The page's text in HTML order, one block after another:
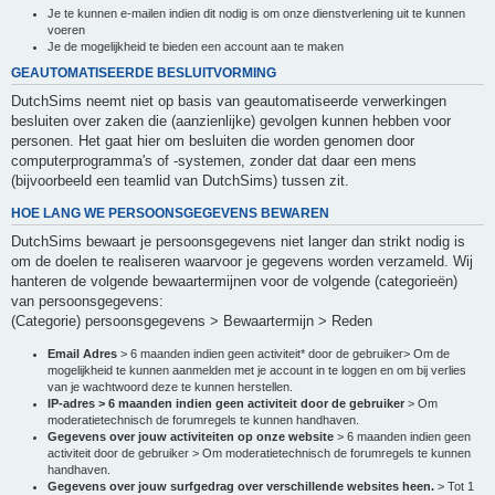
Je te kunnen e-mailen indien dit nodig is om onze dienstverlening uit te kunnen
voeren
Je de mogelijkheid te bieden een account aan te maken
GEAUTOMATISEERDE BESLUITVORMING
DutchSims neemt niet op basis van geautomatiseerde verwerkingen
besluiten over zaken die (aanzienlijke) gevolgen kunnen hebben voor
personen. Het gaat hier om besluiten die worden genomen door
computerprogramma's of -systemen, zonder dat daar een mens
(bijvoorbeeld een teamlid van DutchSims) tussen zit.
HOE LANG WE PERSOONSGEGEVENS BEWAREN
DutchSims bewaart je persoonsgegevens niet langer dan strikt nodig is
om de doelen te realiseren waarvoor je gegevens worden verzameld. Wij
hanteren de volgende bewaartermijnen voor de volgende (categorieën)
van persoonsgegevens:
(Categorie) persoonsgegevens > Bewaartermijn > Reden
Email Adres > 6 maanden indien geen activiteit* door de gebruiker> Om de
mogelijkheid te kunnen aanmelden met je account in te loggen en om bij verlies
van je wachtwoord deze te kunnen herstellen.
IP-adres > 6 maanden indien geen activiteit door de gebruiker > Om
moderatietechnisch de forumregels te kunnen handhaven.
Gegevens over jouw activiteiten op onze website > 6 maanden indien geen
activiteit door de gebruiker > Om moderatietechnisch de forumregels te kunnen
handhaven.
Gegevens over jouw surfgedrag over verschillende websites heen. > Tot 1